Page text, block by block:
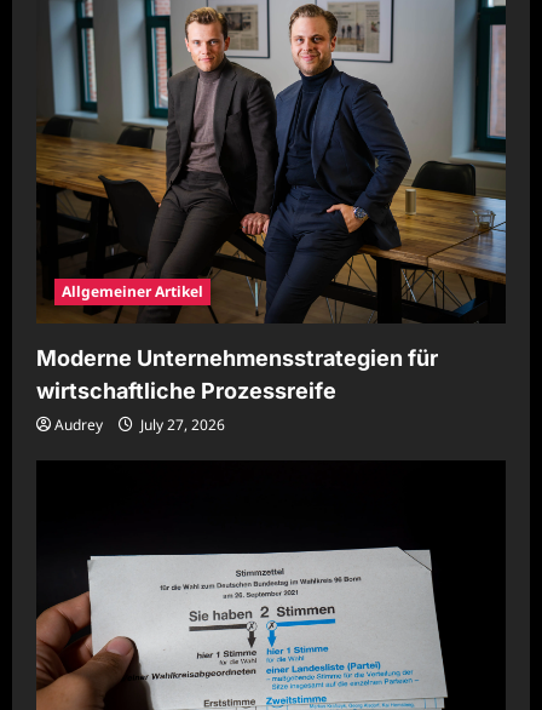
Allgemeiner Artikel
Moderne Unternehmensstrategien für
wirtschaftliche Prozessreife
Audrey July 27, 2026